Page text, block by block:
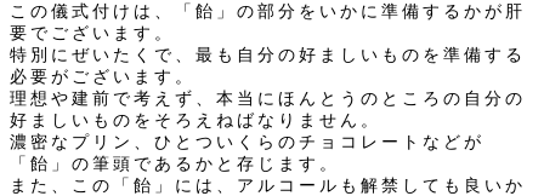
この儀式付けは、「飴」の部分をいかに準備するかが肝
要でございます。
特別にぜいたくで、最も自分の好ましいものを準備する
必要がございます。
理想や建前で考えず、本当にほんとうのところの自分の
好ましいものをそろえねばなりません。
濃密なプリン、ひとついくらのチョコレートなどが
「飴」の筆頭であるかと存じます。
また、この「飴」には、アルコールも解禁しても良いか